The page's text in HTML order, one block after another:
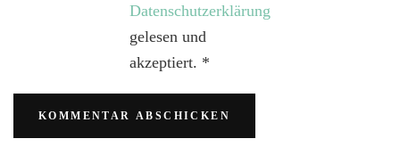
Datenschutzerklärung
gelesen und
akzeptiert. *